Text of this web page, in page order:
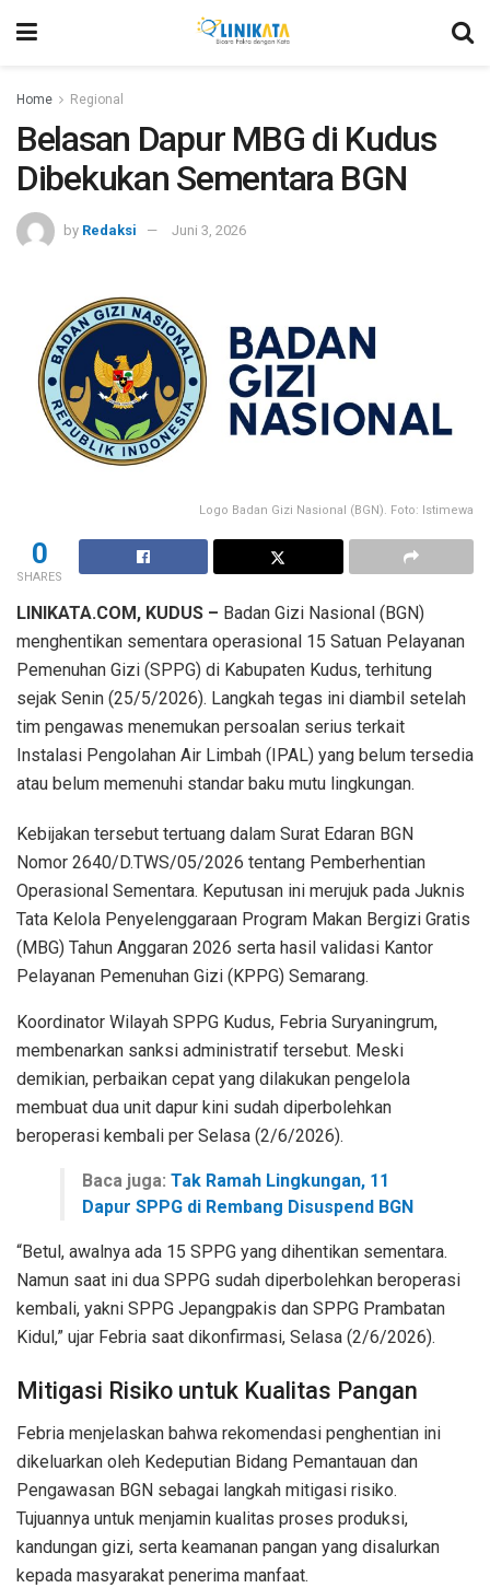
Home Regional
Belasan Dapur MBG di Kudus
Dibekukan Sementara BGN
by Redaksi Juni 3, 2026
Logo Badan Gizi Nasional (BGN). Foto: Istimewa
0
SHARES
LINIKATA.COM, KUDUS – Badan Gizi Nasional (BGN)
menghentikan sementara operasional 15 Satuan Pelayanan
Pemenuhan Gizi (SPPG) di Kabupaten Kudus, terhitung
sejak Senin (25/5/2026). Langkah tegas ini diambil setelah
tim pengawas menemukan persoalan serius terkait
Instalasi Pengolahan Air Limbah (IPAL) yang belum tersedia
atau belum memenuhi standar baku mutu lingkungan.
Kebijakan tersebut tertuang dalam Surat Edaran BGN
Nomor 2640/D.TWS/05/2026 tentang Pemberhentian
Operasional Sementara. Keputusan ini merujuk pada Juknis
Tata Kelola Penyelenggaraan Program Makan Bergizi Gratis
(MBG) Tahun Anggaran 2026 serta hasil validasi Kantor
Pelayanan Pemenuhan Gizi (KPPG) Semarang.
Koordinator Wilayah SPPG Kudus, Febria Suryaningrum,
membenarkan sanksi administratif tersebut. Meski
demikian, perbaikan cepat yang dilakukan pengelola
membuat dua unit dapur kini sudah diperbolehkan
beroperasi kembali per Selasa (2/6/2026).
Baca juga: Tak Ramah Lingkungan, 11
Dapur SPPG di Rembang Disuspend BGN
“Betul, awalnya ada 15 SPPG yang dihentikan sementara.
Namun saat ini dua SPPG sudah diperbolehkan beroperasi
kembali, yakni SPPG Jepangpakis dan SPPG Prambatan
Kidul,” ujar Febria saat dikonfirmasi, Selasa (2/6/2026).
Mitigasi Risiko untuk Kualitas Pangan
Febria menjelaskan bahwa rekomendasi penghentian ini
dikeluarkan oleh Kedeputian Bidang Pemantauan dan
Pengawasan BGN sebagai langkah mitigasi risiko.
Tujuannya untuk menjamin kualitas proses produksi,
kandungan gizi, serta keamanan pangan yang disalurkan
kepada masyarakat penerima manfaat.